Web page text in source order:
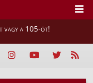
vagy a 105-öt!